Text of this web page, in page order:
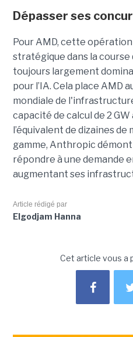
Dépasser ses
Pour AMD, cette
stratégique dans la course
toujours largement
pour l’IA. Cela place
mondiale de
capacité de calcul de 2 GW
l’équivalent de dizaines de
gamme, Anthropic
répondre à une demande
augmentant ses
Article rédigé par
Elgodjam Hanna
Cet article vous a